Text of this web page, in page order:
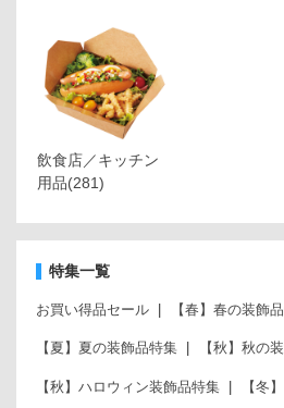
飲食店／キッチン
用品(281)
特集一覧
お買い得品セール 【春】春の装飾
【夏】夏の装飾品特集 【秋】秋の
【秋】ハロウィン装飾品特集 【冬